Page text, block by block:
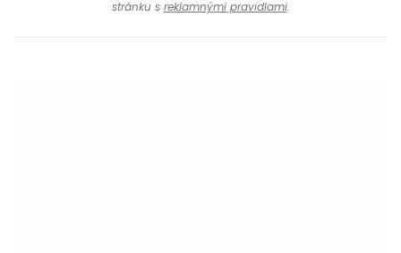
stránku s reklamnými pravidlami.